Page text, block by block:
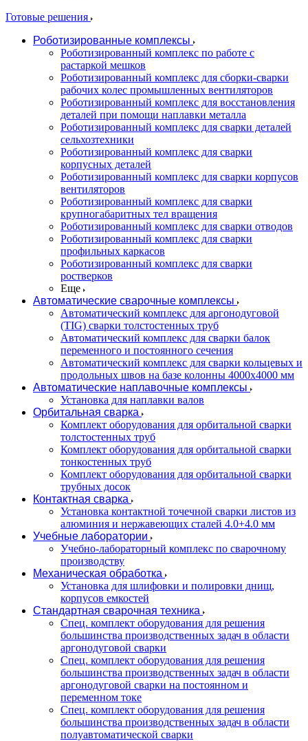
Готовые решения
Роботизированные комплексы
Роботизированный комплекс по работе с
растаркой мешков
Роботизированный комплекс для сборки-сварки
рабочих колес промышленных вентиляторов
Роботизированный комплекс для восстановления
деталей при помощи наплавки металла
Роботизированный комплекс для сварки деталей
сельхозтехники
Роботизированный комплекс для сварки
корпусных деталей
Роботизированный комплекс для сварки корпусов
вентиляторов
Роботизированный комплекс для сварки
крупногабаритных тел вращения
Роботизированный комплекс для сварки отводов
Роботизированный комплекс для сварки
профильных каркасов
Роботизированный комплекс для сварки
ростверков
Еще
Автоматические сварочные комплексы
Автоматический комплекс для аргонодуговой
(TIG) сварки толстостенных труб
Автоматический комплекс для сварки балок
переменного и постоянного сечения
Автоматический комплекс для сварки кольцевых и
продольных швов на базе колонны 4000x4000 мм
Автоматические наплавочные комплексы
Установка для наплавки валов
Орбитальная сварка
Комплект оборудования для орбитальной сварки
толстостенных труб
Комплект оборудования для орбитальной сварки
тонкостенных труб
Комплект оборудования для орбитальной сварки
трубных досок
Контактная сварка
Установка контактной точечной сварки листов из
алюминия и нержавеющих сталей 4.0+4.0 мм
Учебные лаборатории
Учебно-лабораторный комплекс по сварочному
производству
Механическая обработка
Установка для шлифовки и полировки днищ,
корпусов емкостей
Стандартная сварочная техника
Спец. комплект оборудования для решения
большинства производственных задач в области
аргонодуговой сварки
Спец. комплект оборудования для решения
большинства производственных задач в области
аргонодуговой сварки на постоянном и
переменном токе
Спец. комплект оборудования для решения
большинства производственных задач в области
полуавтоматической сварки